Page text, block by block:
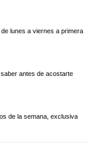
lunes a viernes a primera
antes de acostarte
de la semana, exclusiva